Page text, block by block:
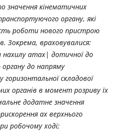
значення кінематичних
органу, які
роботи нового пристрою
Зокрема, враховувалися:
нахилу атах| дотичної до
до напряму
складової
органів в момент розриву їх
додатне значення
ах верхнього
робочому ході;